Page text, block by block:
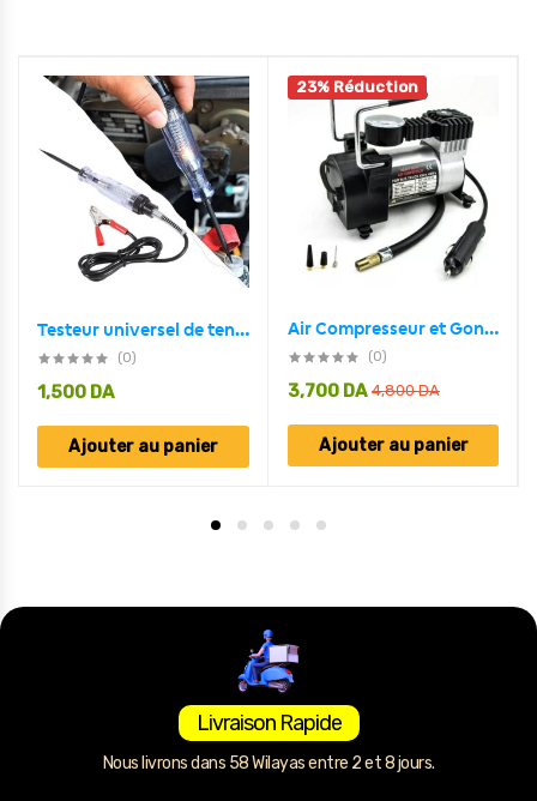
Testeur universel de tension de Circuit automobile DC 6V-24V
(0)
1,500 DA
Ajouter au panier
23% Réduction
Air Compresseur et Gonfleur de pneu DC 12V prise allume ci-gare
(0)
4,800DA
3,700 DA
Ajouter au panier
Livraison Rapide
Nous livrons dans 58 Wilayas entre 2 et 8 jours.